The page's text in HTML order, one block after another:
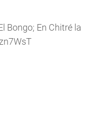
Bongo; En Chitré la